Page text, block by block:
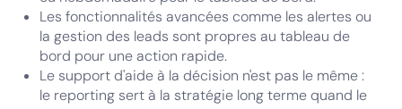
Les fonctionnalités avancées comme les alertes ou
la gestion des leads sont propres au tableau de
bord pour une action rapide.
Le support d'aide à la décision n'est pas le même :
le reporting sert à la stratégie long terme quand le